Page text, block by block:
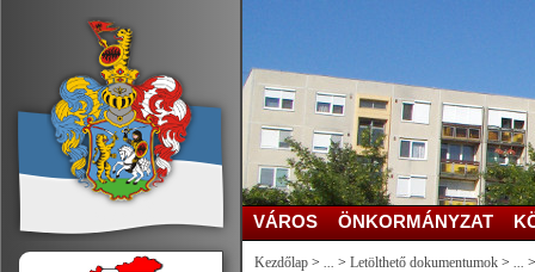
VÁROS ÖNKORMÁNYZAT
Kezdőlap > ... > Letölthető dokumentumok > ... >